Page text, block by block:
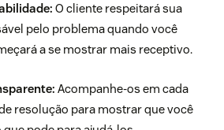
O cliente respeitará sua
pelo problema quando você
a se mostrar mais receptivo.
Acompanhe-os em cada
resolução para mostrar que você